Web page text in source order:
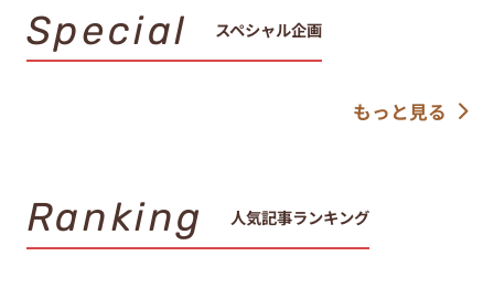
Special スペシャル企画
もっと見る
Ranking 人気記事ランキング